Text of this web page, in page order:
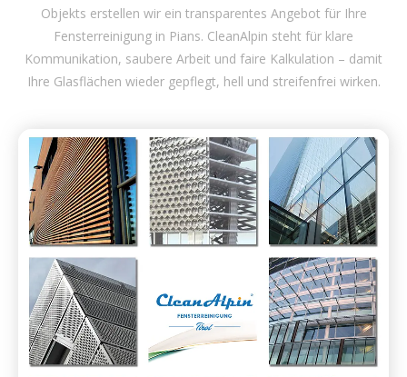
Objekts erstellen wir ein transparentes Angebot für Ihre
Fensterreinigung in Pians. CleanAlpin steht für klare
Kommunikation, saubere Arbeit und faire Kalkulation – damit
Ihre Glasflächen wieder gepflegt, hell und streifenfrei wirken.